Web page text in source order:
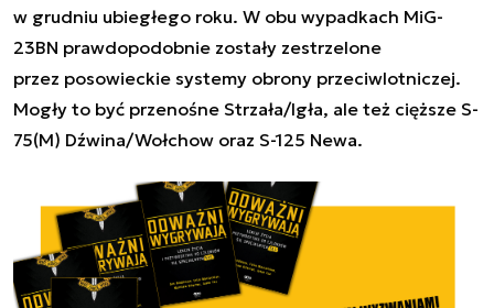
w grudniu ubiegłego roku. W obu wypadkach MiG-
23BN prawdopodobnie zostały zestrzelone
przez posowieckie systemy obrony przeciwlotniczej.
Mogły to być przenośne Strzała/Igła, ale też cięższe S-
75(M) Dźwina/Wołchow oraz S-125 Newa.